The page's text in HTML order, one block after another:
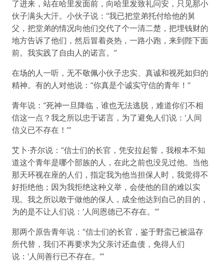
了进来，站在哈里发面前，向哈里发致礼问安，只见那小
伙子满头大汗。小伙子说：“我已把堂弟托付给他的舅
父，把堂弟的情况向他们交代了个一清二楚，把埋钱财的
地方告诉了他们，然后冒着炎热，一路小跑，来到陛下面
前。我实践了自由人的诺言。”
在场的人一听，无不敬佩小伙子忠实、真诚和视死如归的
精神。有的人对他说：“你真是个诚实守信的青年！”
青年说：“死神一旦降临，谁也无法逃脱，难道你们不相
信这一点？我之所以忠于诺言，为了避免人们说：‘人间
信义已不存在！’”
艾卜·齐尔说：“信士们的长官，凭安拉起誓，我根本不知
道这个青年是哪个部族的人，在此之前也没见过他。当他
那天环视在座的人们，指定我为他当担保人时，我觉得不
好拒绝他；因为我拒绝这种义举，会使他的目的难以实
现。我之所以敢于做他的保人，成全他达到自己的目的，
为的是不让人们说：‘人间恩德已不存在。’”
那两个原告青年说：“信士们的长官，鉴于野蛮已被温存
所代替，我们不再要求为父亲讨还血债，免得人们
说：‘人间善行已不存在。’”